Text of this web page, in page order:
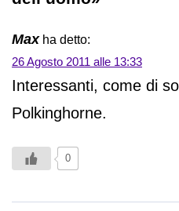
Max ha detto:
26 Agosto 2011 alle 13:33
Interessanti, come di
Polkinghorne.
0